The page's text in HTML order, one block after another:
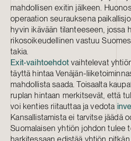
mahdollisen exitin jälkeen.
operaation seurauksena
hyvin ikävään tilanteeseen, jossa
rikosoikeudellinen vastuu
takia.
Exit-vaihtoehdotvaihtelevat
täyttä hintaa Venäjän-
mahdollista saada. Toisaalta
ruplan hintaan merkitsevät, että
voi kenties riitauttaa ja vedota
Kansallistamista ei tarvitse jäädä
Suomalaisen yhtiön johdon tulee